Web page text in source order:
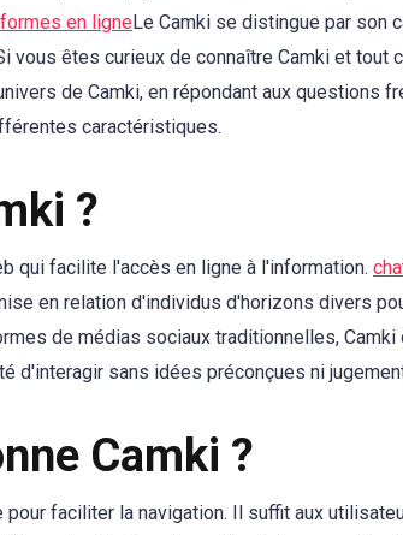
en ligneLe Camki se distingue par son
vous êtes curieux de connaître Camki et tout
de Camki, en répondant aux questions
caractéristiques.
?
qui facilite l'accès en ligne à l'information.
en relation d'individus d'horizons divers
de médias sociaux traditionnelles, Camki
d'interagir sans idées préconçues ni
Camki ?
faciliter la navigation. Il suffit aux